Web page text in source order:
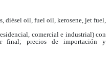
diésel oil, fuel oil, kerosene, jet fuel,
comercial e industrial) con
final; precios de importación y